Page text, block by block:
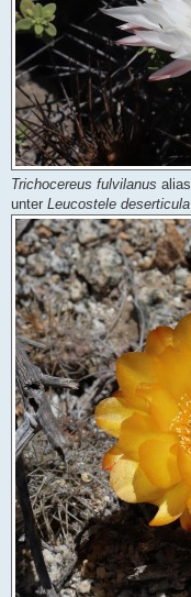
Trichocereus fulvilanus alias
unter Leucostele deserticula